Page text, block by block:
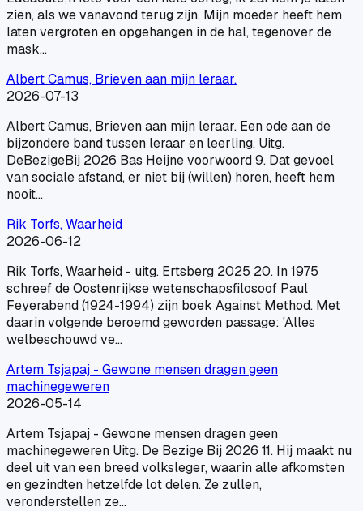
zien, als we vanavond terug zijn. Mijn moeder heeft hem
laten vergroten en opgehangen in de hal, tegenover de
mask…
Albert Camus, Brieven aan mijn leraar.
2026-07-13
Albert Camus, Brieven aan mijn leraar. Een ode aan de
bijzondere band tussen leraar en leerling. Uitg.
DeBezigeBij 2026 Bas Heijne voorwoord 9. Dat gevoel
van sociale afstand, er niet bij (willen) horen, heeft hem
nooit…
Rik Torfs, Waarheid
2026-06-12
Rik Torfs, Waarheid - uitg. Ertsberg 2025 20. In 1975
schreef de Oostenrijkse wetenschapsfilosoof Paul
Feyerabend (1924-1994) zijn boek Against Method. Met
daarin volgende beroemd geworden passage: 'Alles
welbeschouwd ve…
Artem Tsjapaj - Gewone mensen dragen geen
machinegeweren
2026-05-14
Artem Tsjapaj - Gewone mensen dragen geen
machinegeweren Uitg. De Bezige Bij 2026 11. Hij maakt nu
deel uit van een breed volksleger, waarin alle afkomsten
en gezindten hetzelfde lot delen. Ze zullen,
veronderstellen ze…